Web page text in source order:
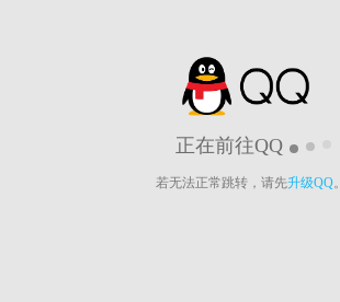
正在前往QQ
若无法正常跳转，请先升级QQ。